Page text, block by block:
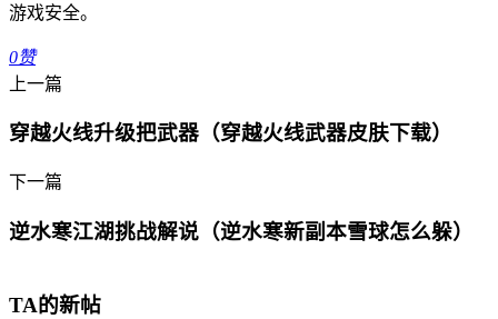
游戏安全。
0赞
上一篇
穿越火线升级把武器（穿越火线武器皮肤下载）
下一篇
逆水寒江湖挑战解说（逆水寒新副本雪球怎么躲）
TA的新帖